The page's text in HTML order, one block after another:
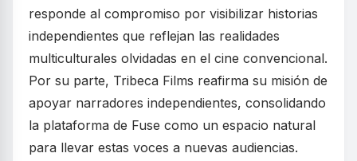
responde al compromiso por visibilizar historias
independientes que reflejan las realidades
multiculturales olvidadas en el cine convencional.
Por su parte, Tribeca Films reafirma su misión de
apoyar narradores independientes, consolidando
la plataforma de Fuse como un espacio natural
para llevar estas voces a nuevas audiencias.